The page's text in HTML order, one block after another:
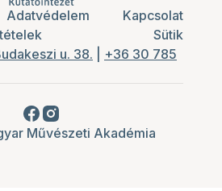
Adatvédelem
Kapcsolat
Sütik
u. 38.
+36 30 785
Művészeti Akadémia